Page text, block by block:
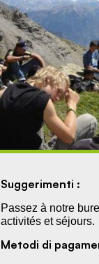
Suggerimenti :
Passez à notre
activités et séjours.
Metodi di